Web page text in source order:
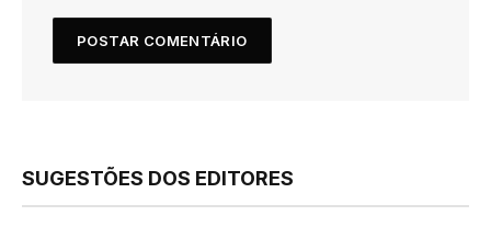
SUGESTÕES DOS EDITORES